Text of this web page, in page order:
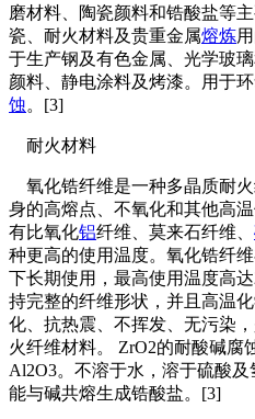
磨材料、陶瓷颜料和锆酸盐等
瓷、耐火材料及贵重金属熔炼
于生产钢及有色金属、光学玻
颜料、静电涂料及烤漆。用于
蚀。[3]
耐火材料
氧化锆纤维是一种多晶质耐
身的高熔点、不氧化和其他高
有比氧化铝纤维、莫来石纤维、
种更高的使用温度。氧化锆纤
下长期使用，最高使用温度高
持完整的纤维形状，并且高温
化、抗热震、不挥发、无污染
火纤维材料。 ZrO2的耐酸碱腐
Al2O3。不溶于水，溶于硫酸及
能与碱共熔生成锆酸盐。[3]